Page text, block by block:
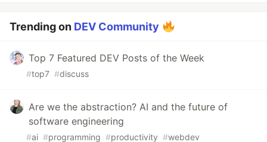
Trending on DEV Community
Top 7 Featured DEV Posts of the Week
#top7 #discuss
Are we the abstraction? AI and the future of
software engineering
#ai #programming #productivity #webdev